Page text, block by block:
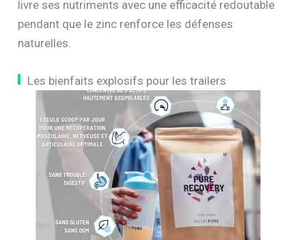
livre ses nutriments avec une efficacité redoutable
pendant que le zinc renforce les défenses
naturelles.
Les bienfaits explosifs pour les trailers